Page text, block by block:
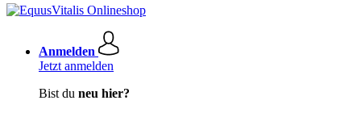
Anmelden
Jetzt anmelden
Bist du neu hier?